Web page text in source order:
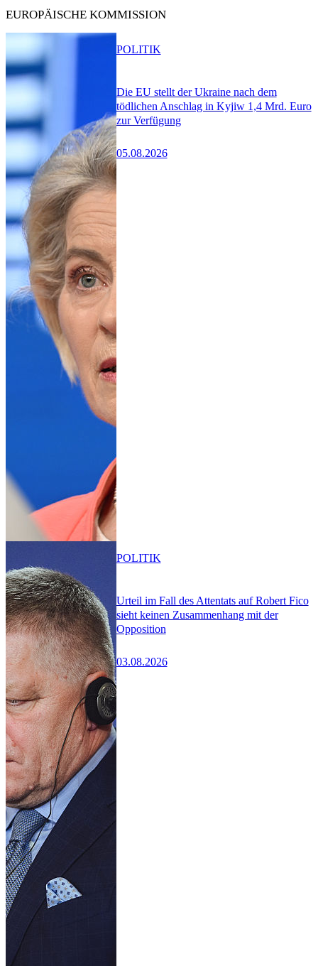
EUROPÄISCHE KOMMISSION
Die EU stellt der Ukraine nach dem
tödlichen Anschlag in Kyjiw 1,4 Mrd. Euro
zur Verfügung
05.08.2026
POLITIK
Urteil im Fall des Attentats auf Robert Fico
sieht keinen Zusammenhang mit der
Opposition
03.08.2026
POLITIK